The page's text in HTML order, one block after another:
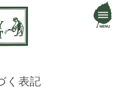
く表記